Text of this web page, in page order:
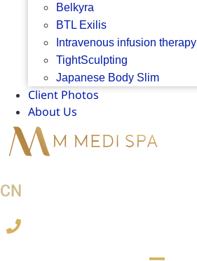
Belkyra
BTL Exilis
Intravenous infusion therapy
TightSculpting
Japanese Body Slim
Client Photos
About Us
CN